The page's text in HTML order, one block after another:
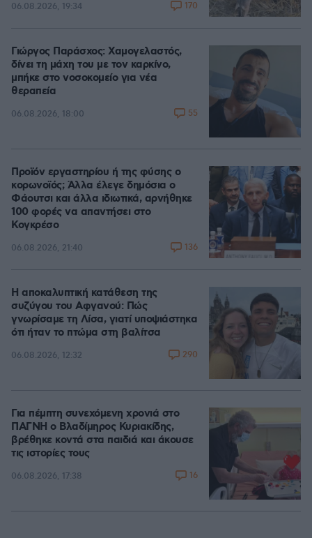
06.08.2026, 19:34 170
Γιώργος Παράσχος: Χαμογελαστός,
δίνει τη μάχη του με τον καρκίνο,
μπήκε στο νοσοκομείο για νέα
θεραπεία
06.08.2026, 18:00 55
Προϊόν εργαστηρίου ή της φύσης ο
κορωνοϊός; Άλλα έλεγε δημόσια ο
Φάουτσι και άλλα ιδιωτικά, αρνήθηκε
100 φορές να απαντήσει στο
Κογκρέσο
06.08.2026, 21:40 136
Η αποκαλυπτική κατάθεση της
συζύγου του Αφγανού: Πώς
γνωρίσαμε τη Λίσα, γιατί υποψιάστηκα
ότι ήταν το πτώμα στη βαλίτσα
06.08.2026, 12:32 290
Για πέμπτη συνεχόμενη χρονιά στο
ΠΑΓΝΗ ο Βλαδίμηρος Κυριακίδης,
βρέθηκε κοντά στα παιδιά και άκουσε
τις ιστορίες τους
06.08.2026, 17:38 16